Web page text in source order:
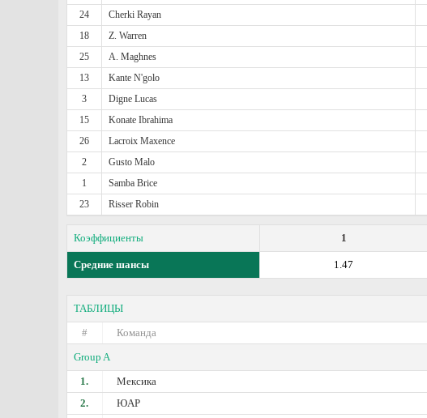
24
Cherki Rayan
18
Z. Warren
25
A. Maghnes
13
Kante N'golo
3
Digne Lucas
15
Konate Ibrahima
26
Lacroix Maxence
2
Gusto Malo
1
Samba Brice
23
Risser Robin
Коэффициенты 1
Средние шансы 1.47
ТАБЛИЦЫ
#
Команда
Group A
1.
Мексика
2.
ЮАР